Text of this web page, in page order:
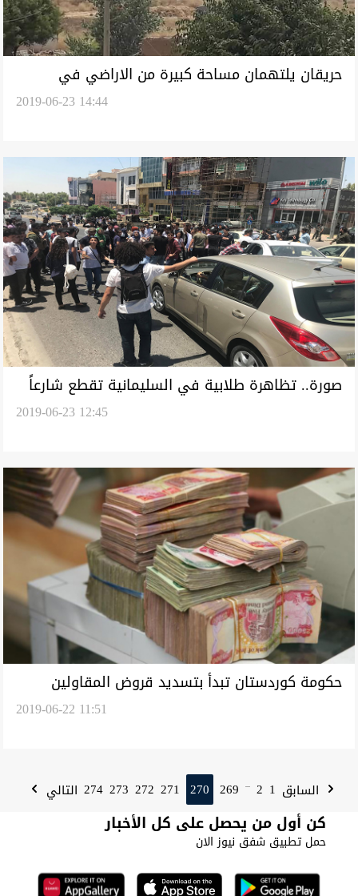
حريقان يلتهمان مساحة كبيرة من الاراضي في
2019-06-23 14:44
صورة.. تظاهرة طلابية في السليمانية تقطع شارعاً
2019-06-23 12:45
حكومة كوردستان تبدأ بتسديد قروض المقاولين
2019-06-22 11:51
السابق 1
2
...
269
270
271
272
273
274 التالي
كن أول من يحصل على كل الأخبار
حمل تطبيق شفق نيوز الان